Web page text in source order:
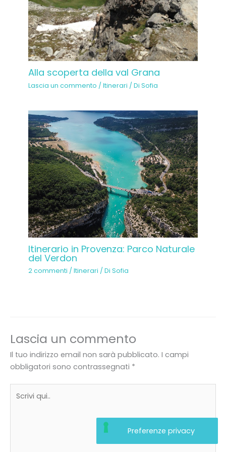
Alla scoperta della val Grana
Lascia un commento /Itinerari / DiSofia
Itinerario in Provenza: Parco Naturale
del Verdon
2 commenti /Itinerari / DiSofia
Lascia un commento
Il tuo indirizzo email non sarà pubblicato. I campi
obbligatori sono contrassegnati *
qui..